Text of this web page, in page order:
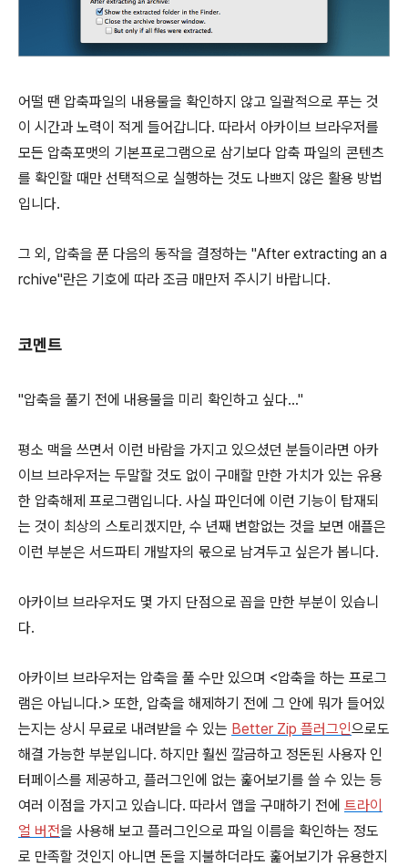
어떨 땐 압축파일의 내용물을 확인하지 않고 일괄적으로 푸는 것
이 시간과 노력이 적게 들어갑니다. 따라서 아카이브 브라우저를
모든 압축포맷의 기본프로그램으로 삼기보다 압축 파일의 콘텐츠
를 확인할 때만 선택적으로 실행하는 것도 나쁘지 않은 활용 방법
입니다.
그 외, 압축을 푼 다음의 동작을 결정하는 "After extracting an a
rchive"란은 기호에 따라 조금 매만저 주시기 바랍니다.
코멘트
"압축을 풀기 전에 내용물을 미리 확인하고 싶다…"
평소 맥을 쓰면서 이런 바람을 가지고 있으셨던 분들이라면 아카
이브 브라우저는 두말할 것도 없이 구매할 만한 가치가 있는 유용
한 압축해제 프로그램입니다. 사실 파인더에 이런 기능이 탑재되
는 것이 최상의 스토리겠지만, 수 년째 변함없는 것을 보면 애플은
이런 부분은 서드파티 개발자의 몫으로 남겨두고 싶은가 봅니다.
아카이브 브라우저도 몇 가지 단점으로 꼽을 만한 부분이 있습니
다.
아카이브 브라우저는 압축을 풀 수만 있으며 <압축을 하는 프로그
램은 아닙니다.> 또한, 압축을 해제하기 전에 그 안에 뭐가 들어있
는지는 상시 무료로 내려받을 수 있는 Better Zip 플러그인으로도
해결 가능한 부분입니다. 하지만 훨씬 깔금하고 정돈된 사용자 인
터페이스를 제공하고, 플러그인에 없는 훑어보기를 쓸 수 있는 등
여러 이점을 가지고 있습니다. 따라서 앱을 구매하기 전에 트라이
얼 버전을 사용해 보고 플러그인으로 파일 이름을 확인하는 정도
로 만족할 것인지 아니면 돈을 지불하더라도 훑어보기가 유용한지